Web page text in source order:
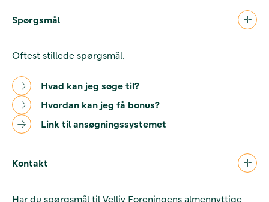
Spørgsmål
Oftest stillede spørgsmål.
Hvad kan jeg søge til?
Hvordan kan jeg få bonus?
Link til ansøgningssystemet
Kontakt
Har du spørgsmål til Velliv Foreningens almennyttige